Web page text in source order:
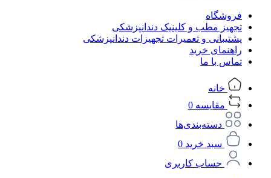
فروشگاه
تجهیز مطب و کلینیک دندانپزشکی
پشتیبانی و تعمیرات تجهیزات دندانپزشکی
راهنمای خرید
تماس با ما
خانه
مقایسه 0
دسته‌بندی‌ها
سبد خرید 0
حساب کاربری